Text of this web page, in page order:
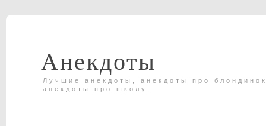
Анекдоты
Лучшие анекдоты, анекдоты про
анекдоты про школу.